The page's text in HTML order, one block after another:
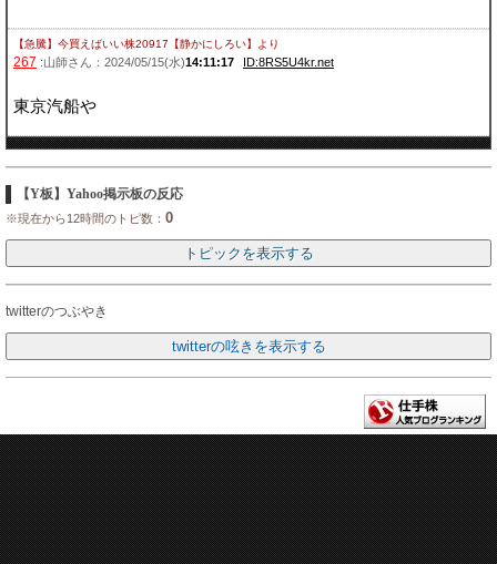
【急騰】今買えばいい株20917【静かにしろい】 より
267 :山師さん：2024/05/15(水)14:11:17 ID:8RS5U4kr.net
東京汽船や
【Y板】Yahoo掲示板の反応
※現在から12時間のトピ数： 0
twitterのつぶやき